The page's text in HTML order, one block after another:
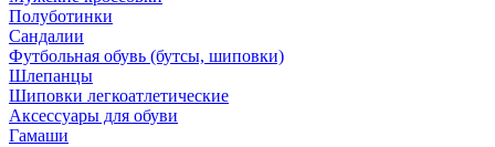
Полуботинки
Сандалии
Футбольная обувь (бутсы, шиповки)
Шлепанцы
Шиповки легкоатлетические
Аксессуары для обуви
Гамаши